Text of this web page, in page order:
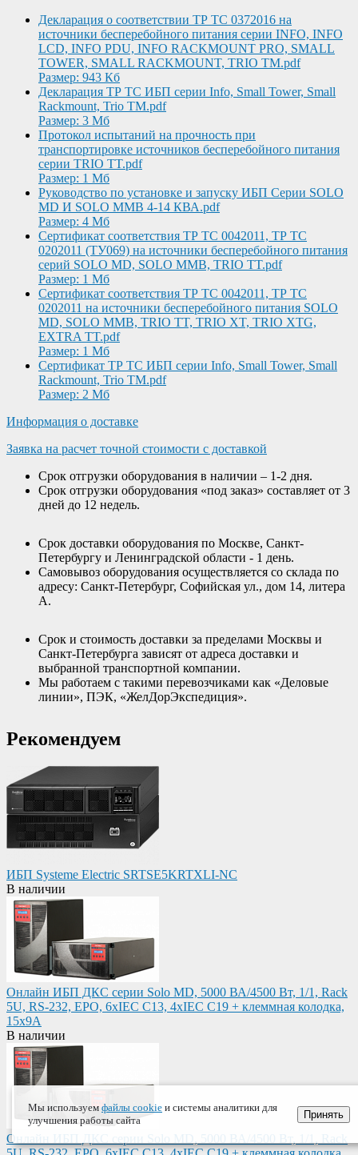
Декларация о соответствии ТР ТС 0372016 на
источники бесперебойного питания серии INFO, INFO
LCD, INFO PDU, INFO RACKMOUNT PRO, SMALL
TOWER, SMALL RACKMOUNT, TRIO TM.pdf
Размер: 943 Кб
Декларация ТР ТС ИБП серии Info, Small Tower, Small
Rackmount, Trio TM.pdf
Размер: 3 Мб
Протокол испытаний на прочность при
транспортировке источников бесперебойного питания
серии TRIO TT.pdf
Размер: 1 Мб
Руководство по установке и запуску ИБП Серии SOLO
MD И SOLO MMB 4-14 КВА.pdf
Размер: 4 Мб
Сертификат соответствия ТР ТС 0042011, ТР ТС
0202011 (ТУ069) на источники бесперебойного питания
серий SOLO MD, SOLO MMB, TRIO TT.pdf
Размер: 1 Мб
Сертификат соответствия ТР ТС 0042011, ТР ТС
0202011 на источники бесперебойного питания SOLO
MD, SOLO MMB, TRIO TT, TRIO XT, TRIO XTG,
EXTRA TT.pdf
Размер: 1 Мб
Сертификат ТР ТС ИБП серии Info, Small Tower, Small
Rackmount, Trio TM.pdf
Размер: 2 Мб
Информация о доставке
Заявка на расчет точной стоимости с доставкой
Срок отгрузки оборудования в наличии – 1-2 дня.
Срок отгрузки оборудования «под заказ» составляет от 3
дней до 12 недель.
Срок доставки оборудования по Москве, Санкт-
Петербургу и Ленинградской области - 1 день.
Самовывоз оборудования осуществляется со склада по
адресу: Санкт-Петербург, Софийская ул., дом 14, литера
А.
Срок и стоимость доставки за пределами Москвы и
Санкт-Петербурга зависят от адреса доставки и
выбранной транспортной компании.
Мы работаем с такими перевозчиками как «Деловые
линии», ПЭК, «ЖелДорЭкспедиция».
Рекомендуем
ИБП Systeme Electric SRTSE5KRTXLI-NC
В наличии
Онлайн ИБП ДКС серии Solo MD, 5000 ВА/4500 Вт, 1/1, Rack
5U, RS-232, EPO, 6xIEC C13, 4xIEC C19 + клеммная колодка,
15x9А
В наличии
Онлайн ИБП ДКС серии Solo MD, 5000 ВА/4500 Вт, 1/1, Rack
Мы используем файлы cookie и системы аналитики для
улучшения работы сайта
Принять